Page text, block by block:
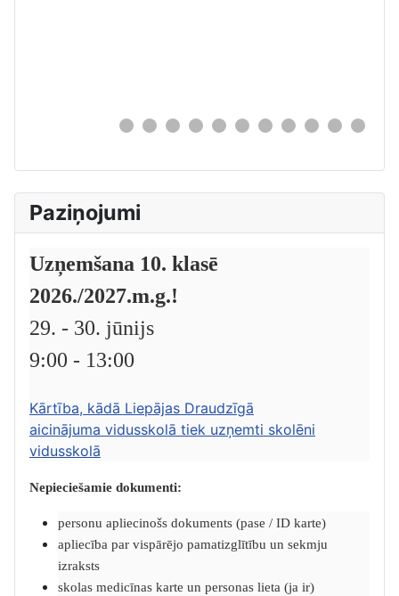
Paziņojumi
Uzņemšana 10. klasē
2026./2027.m.g.!
29. - 30. jūnijs
9:00 - 13:00
Kārtība, kādā Liepājas Draudzīgā
aicinājuma vidusskolā tiek uzņemti skolēni
vidusskolā
Nepieciešamie dokumenti:
personu apliecinošs dokuments (pase / ID karte)
apliecība par vispārējo pamatizglītību un sekmju
izraksts
skolas medicīnas karte un personas lieta (ja ir)